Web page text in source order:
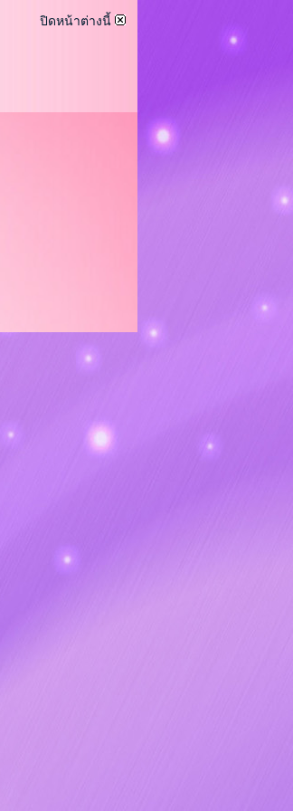
ปิดหน้าต่างนี้